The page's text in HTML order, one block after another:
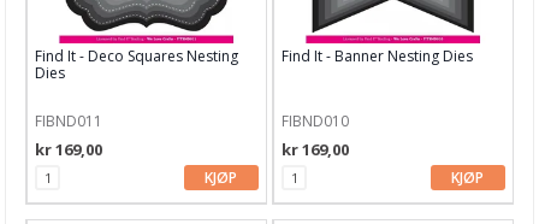
Find It - Deco Squares Nesting
Dies
FIBND011
kr 169,00
KJØP
Find It - Banner Nesting Dies
FIBND010
kr 169,00
KJØP